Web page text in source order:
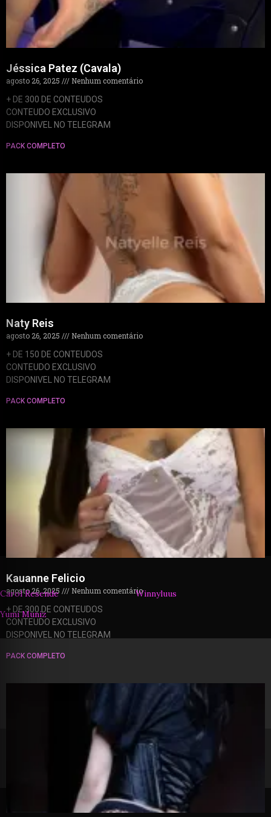
Jéssica Patez (Cavala)
agosto 26, 2025
Nenhum comentário
+ DE 300 DE CONTEUDOS
CONTEUDO EXCLUSIVO
DISPONIVEL NO TELEGRAM
PACK COMPLETO
Naty Reis
agosto 26, 2025
Nenhum comentário
+ DE 150 DE CONTEUDOS
CONTEUDO EXCLUSIVO
DISPONIVEL NO TELEGRAM
PACK COMPLETO
Kauanne Felicio
agosto 26, 2025
Nenhum comentário
+ DE 300 DE CONTEUDOS
CONTEUDO EXCLUSIVO
DISPONIVEL NO TELEGRAM
PACK COMPLETO
Carol Resende
Winnyluus
Yumi Muniz
© 2026 packzinhos.com.br – Todos os direitos
reservados